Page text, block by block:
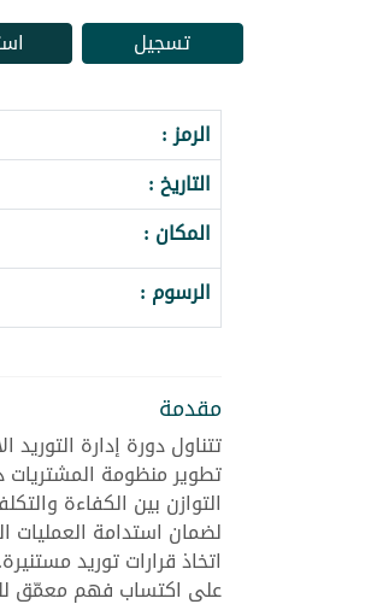
تسجيل
الرمز :
التاريخ :
المكان :
الرسوم :
مقدمة
تتناول دورة إدارة
تطوير منظومة
التوازن بين الكفاءة
لضمان استدامة العمليات
اتخاذ قرارات توريد
على اكتساب فهم معمّق